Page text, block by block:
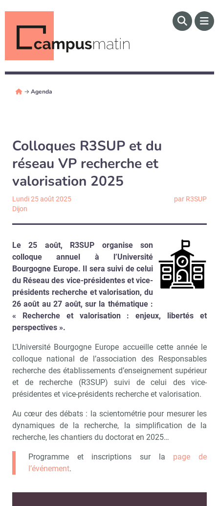
→Agenda
Colloques R3SUP et du
réseau VP recherche et
valorisation 2025
Lundi 25 août 2025
Dijon
par R3SUP
Le 25 août, R3SUP organise son
colloque annuel à l’Université
Bourgogne Europe. Il sera suivi de celui
du Réseau des vice-présidentes et vice-
présidents recherche et valorisation, du
26 août au 27 août, sur la thématique :
« Recherche et valorisation : enjeux, libertés et
perspectives ».
L’Université Bourgogne Europe accueille cette année le
colloque national de l’association des Responsables
recherche des établissements d’enseignement supérieur
et de recherche (R3SUP) suivi de celui des vice-
présidentes et vice-présidents recherche et valorisation.
Au cœur des débats : la scientométrie pour mesurer les
dynamiques de la recherche, la simplification de la
recherche, les chantiers du doctorat en 2025…
Programme et inscriptions sur la page de
l’événement.